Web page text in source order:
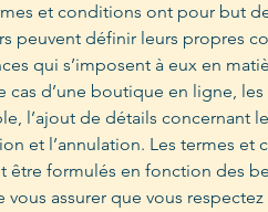
et conditions ont pour but
peuvent définir leurs propres
qui s’imposent à eux en
cas d’une boutique en ligne,
l’ajout de détails concernant
et l’annulation. Les termes
être formulés en fonction des
vous assurer que vous